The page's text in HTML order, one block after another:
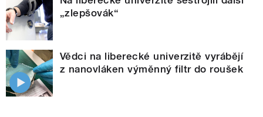
„zlepšovák“
Vědci na liberecké univerzitě vyrábějí
z nanovláken výměnný filtr do roušek